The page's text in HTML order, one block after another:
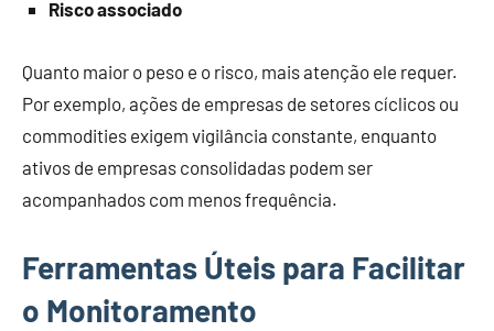
Risco associado
Quanto maior o peso e o risco, mais atenção ele requer.
Por exemplo, ações de empresas de setores cíclicos ou
commodities exigem vigilância constante, enquanto
ativos de empresas consolidadas podem ser
acompanhados com menos frequência.
Ferramentas Úteis para Facilitar
o Monitoramento